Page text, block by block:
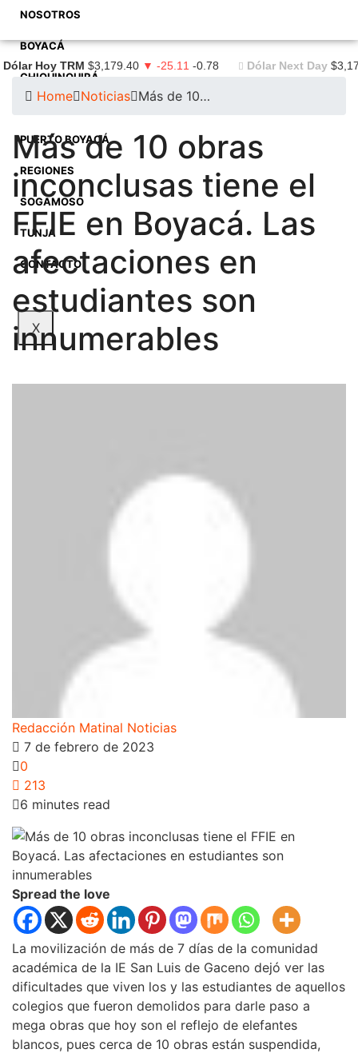
NOSOTROS
BOYACÁ
CHIQUINQUIRÁ
PUERTO BOYACÁ
REGIONES
SOGAMOSO
TUNJA
CONTACTO
X
Dólar Hoy TRM $3,179.40 ▼ -25.11 -0.78 Dólar Next Day
Home Noticias Más de 10…
Más de 10 obras
inconclusas tiene el
FFIE en Boyacá. Las
afectaciones en
estudiantes son
innumerables
Redacción Matinal Noticias
7 de febrero de 2023
0
213
6 minutes read
Spread the love
La movilización de más de 7 días de la comunidad
académica de la IE San Luis de Gaceno dejó ver las
dificultades que viven los y las estudiantes de aquellos
colegios que fueron demolidos para darle paso a
mega obras que hoy son el reflejo de elefantes
blancos, pues cerca de 10 obras están suspendida,